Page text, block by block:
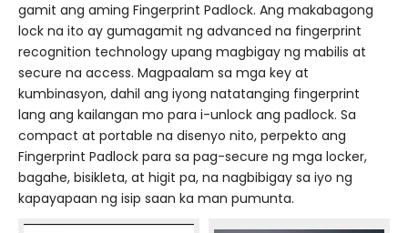
gamit ang aming Fingerprint Padlock. Ang makabagong
lock na ito ay gumagamit ng advanced na fingerprint
recognition technology upang magbigay ng mabilis at
secure na access. Magpaalam sa mga key at
kumbinasyon, dahil ang iyong natatanging fingerprint
lang ang kailangan mo para i-unlock ang padlock. Sa
compact at portable na disenyo nito, perpekto ang
Fingerprint Padlock para sa pag-secure ng mga locker,
bagahe, bisikleta, at higit pa, na nagbibigay sa iyo ng
kapayapaan ng isip saan ka man pumunta.